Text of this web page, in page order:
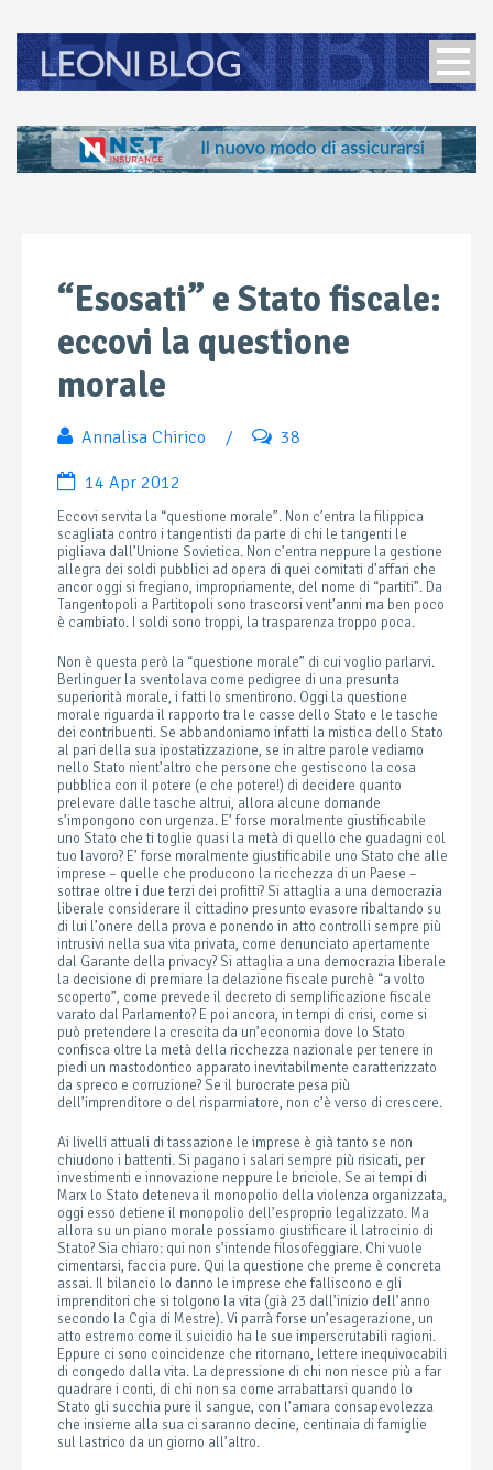
“Esosati” e Stato fiscale:
eccovi la questione
morale
Annalisa Chirico / 38
14 Apr 2012
Eccovi servita la “questione morale”. Non c’entra la filippica
scagliata contro i tangentisti da parte di chi le tangenti le
pigliava dall’Unione Sovietica. Non c’entra neppure la gestione
allegra dei soldi pubblici ad opera di quei comitati d’affari che
ancor oggi si fregiano, impropriamente, del nome di “partiti”. Da
Tangentopoli a Partitopoli sono trascorsi vent’anni ma ben poco
è cambiato. I soldi sono troppi, la trasparenza troppo poca.
Non è questa però la “questione morale” di cui voglio parlarvi.
Berlinguer la sventolava come pedigree di una presunta
superiorità morale, i fatti lo smentirono. Oggi la questione
morale riguarda il rapporto tra le casse dello Stato e le tasche
dei contribuenti. Se abbandoniamo infatti la mistica dello Stato
al pari della sua ipostatizzazione, se in altre parole vediamo
nello Stato nient’altro che persone che gestiscono la cosa
pubblica con il potere (e che potere!) di decidere quanto
prelevare dalle tasche altrui, allora alcune domande
s’impongono con urgenza. E’ forse moralmente giustificabile
uno Stato che ti toglie quasi la metà di quello che guadagni col
tuo lavoro? E’ forse moralmente giustificabile uno Stato che alle
imprese – quelle che producono la ricchezza di un Paese –
sottrae oltre i due terzi dei profitti? Si attaglia a una democrazia
liberale considerare il cittadino presunto evasore ribaltando su
di lui l’onere della prova e ponendo in atto controlli sempre più
intrusivi nella sua vita privata, come denunciato apertamente
dal Garante della privacy? Si attaglia a una democrazia liberale
la decisione di premiare la delazione fiscale purchè “a volto
scoperto”, come prevede il decreto di semplificazione fiscale
varato dal Parlamento? E poi ancora, in tempi di crisi, come si
può pretendere la crescita da un’economia dove lo Stato
confisca oltre la metà della ricchezza nazionale per tenere in
piedi un mastodontico apparato inevitabilmente caratterizzato
da spreco e corruzione? Se il burocrate pesa più
dell’imprenditore o del risparmiatore, non c’è verso di crescere.
Ai livelli attuali di tassazione le imprese è già tanto se non
chiudono i battenti. Si pagano i salari sempre più risicati, per
investimenti e innovazione neppure le briciole. Se ai tempi di
Marx lo Stato deteneva il monopolio della violenza organizzata,
oggi esso detiene il monopolio dell’esproprio legalizzato. Ma
allora su un piano morale possiamo giustificare il latrocinio di
Stato? Sia chiaro: qui non s’intende filosofeggiare. Chi vuole
cimentarsi, faccia pure. Qui la questione che preme è concreta
assai. Il bilancio lo danno le imprese che falliscono e gli
imprenditori che si tolgono la vita (già 23 dall’inizio dell’anno
secondo la Cgia di Mestre). Vi parrà forse un’esagerazione, un
atto estremo come il suicidio ha le sue imperscrutabili ragioni.
Eppure ci sono coincidenze che ritornano, lettere inequivocabili
di congedo dalla vita. La depressione di chi non riesce più a far
quadrare i conti, di chi non sa come arrabattarsi quando lo
Stato gli succhia pure il sangue, con l’amara consapevolezza
che insieme alla sua ci saranno decine, centinaia di famiglie
sul lastrico da un giorno all’altro.